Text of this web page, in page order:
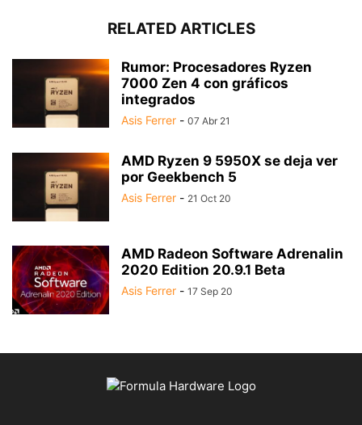
RELATED ARTICLES
Rumor: Procesadores Ryzen
7000 Zen 4 con gráficos
integrados
Asis Ferrer - 07 Abr 21
AMD Ryzen 9 5950X se deja ver
por Geekbench 5
Asis Ferrer - 21 Oct 20
AMD Radeon Software Adrenalin
2020 Edition 20.9.1 Beta
Asis Ferrer - 17 Sep 20